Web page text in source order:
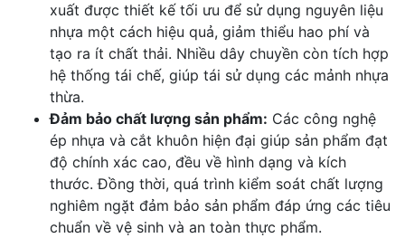
xuất được thiết kế tối ưu để sử dụng nguyên liệu
nhựa một cách hiệu quả, giảm thiểu hao phí và
tạo ra ít chất thải. Nhiều dây chuyền còn tích hợp
hệ thống tái chế, giúp tái sử dụng các mảnh nhựa
thừa.
Đảm bảo chất lượng sản phẩm: Các công nghệ
ép nhựa và cắt khuôn hiện đại giúp sản phẩm đạt
độ chính xác cao, đều về hình dạng và kích
thước. Đồng thời, quá trình kiểm soát chất lượng
nghiêm ngặt đảm bảo sản phẩm đáp ứng các tiêu
chuẩn về vệ sinh và an toàn thực phẩm.